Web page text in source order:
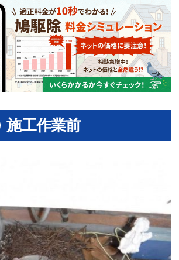
有
施工作業前